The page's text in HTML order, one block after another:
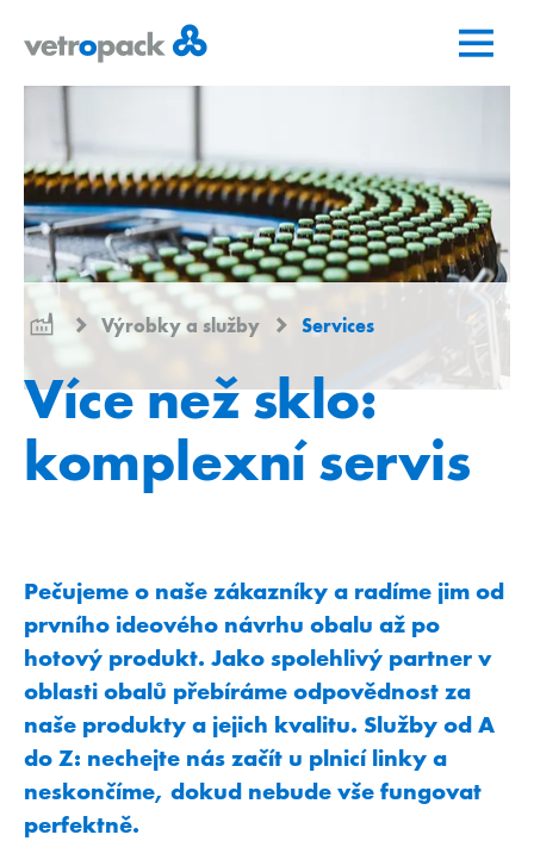
domovskou
obsah
kontakt
Výrobky a služby Services
Více než sklo:
komplexní servis
Pečujeme o naše zákazníky a radíme jim od
prvního ideového návrhu obalu až po
hotový produkt. Jako spolehlivý partner v
oblasti obalů přebíráme odpovědnost za
naše produkty a jejich kvalitu. Služby od A
do Z: nechejte nás začít u plnicí linky a
neskončíme, dokud nebude vše fungovat
perfektně.